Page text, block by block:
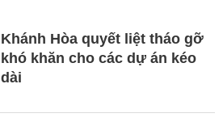
Khánh Hòa quyết liệt tháo gỡ
khó khăn cho các dự án kéo
dài